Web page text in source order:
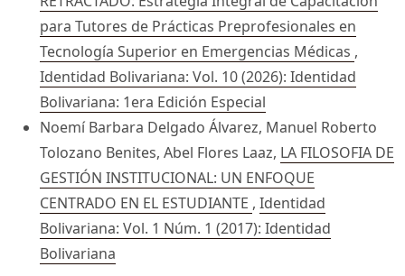
para Tutores de Prácticas Preprofesionales en
Tecnología Superior en Emergencias Médicas ,
Identidad Bolivariana: Vol. 10 (2026): Identidad
Bolivariana: 1era Edición Especial
Noemí Barbara Delgado Álvarez, Manuel Roberto
Tolozano Benites, Abel Flores Laaz, LA FILOSOFIA DE
GESTIÓN INSTITUCIONAL: UN ENFOQUE
CENTRADO EN EL ESTUDIANTE , Identidad
Bolivariana: Vol. 1 Núm. 1 (2017): Identidad
Bolivariana